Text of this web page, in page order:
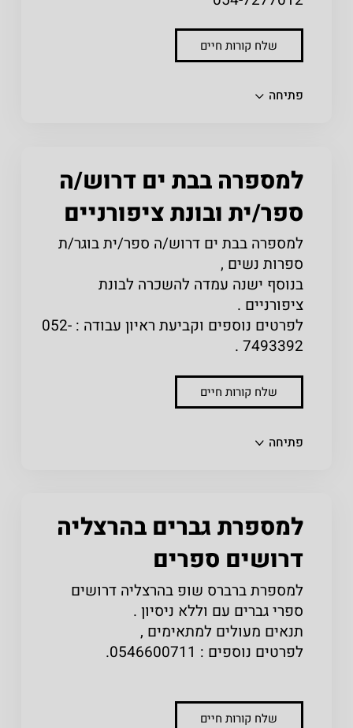
שלח קורות חיים
פתיחה
למספרה בבת ים דרוש/ה
ספר/ית ובונת ציפורניים
למספרה בבת ים דרוש/ה ספר/ית בוגר/ת
ספרות נשים ,
בנוסף ישנה עמדה להשכרה לבונת
ציפורניים .
לפרטים נוספים וקביעת ראיון עבודה : 052-
7493392 .
שלח קורות חיים
פתיחה
למספרת גברים בהרצליה
דרושים ספרים
למספרת ברברס שופ בהרצליה דרושים
ספרי גברים עם וללא ניסיון .
תנאים מעולים למתאימים ,
לפרטים נוספים : 0546600711.
שלח קורות חיים